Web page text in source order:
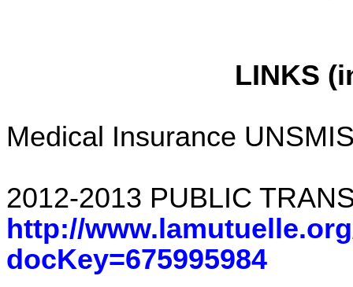
LINKS
Medical Insurance
2012-2013 PUBLIC
http://
docKey=675995984